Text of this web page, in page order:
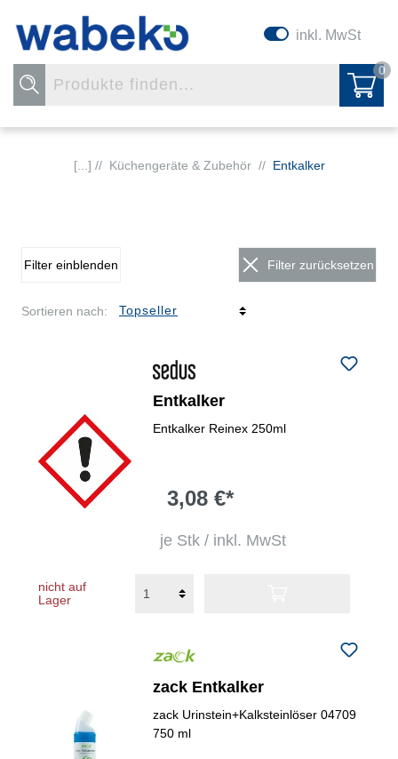
inkl. MwSt
0
[...] // Küchengeräte & Zubehör // Entkalker
Filter einblenden Filter zurücksetzen
Sortieren nach:
Entkalker
Entkalker Reinex 250ml
3,08 €*
je Stk / inkl. MwSt
nicht auf
Lager
zack Entkalker
zack Urinstein+Kalksteinlöser 04709
750 ml